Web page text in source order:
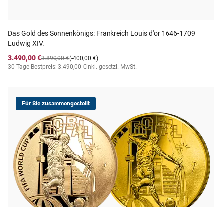
Das Gold des Sonnenkönigs: Frankreich Louis d'or 1646-1709
Ludwig XIV.
3.490,00 €
(-400,00 €)
3.890,00 €
30-Tage-Bestpreis: 3.490,00 €inkl. gesetzl. MwSt.
Für Sie zusammengestellt